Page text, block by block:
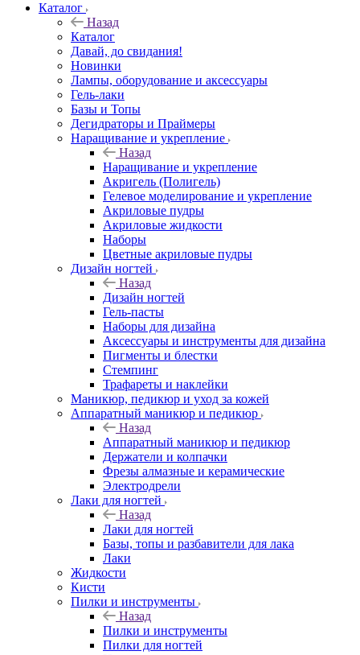
Каталог
Назад
Каталог
Давай, до свидания!
Новинки
Лампы, оборудование и аксессуары
Гель-лаки
Базы и Топы
Дегидраторы и Праймеры
Наращивание и укрепление
Назад
Наращивание и укрепление
Акригель (Полигель)
Гелевое моделирование и укрепление
Акриловые пудры
Акриловые жидкости
Наборы
Цветные акриловые пудры
Дизайн ногтей
Назад
Дизайн ногтей
Гель-пасты
Наборы для дизайна
Аксессуары и инструменты для дизайна
Пигменты и блестки
Стемпинг
Трафареты и наклейки
Маникюр, педикюр и уход за кожей
Аппаратный маникюр и педикюр
Назад
Аппаратный маникюр и педикюр
Держатели и колпачки
Фрезы алмазные и керамические
Электродрели
Лаки для ногтей
Назад
Лаки для ногтей
Базы, топы и разбавители для лака
Лаки
Жидкости
Кисти
Пилки и инструменты
Назад
Пилки и инструменты
Пилки для ногтей